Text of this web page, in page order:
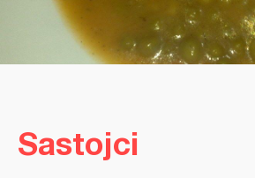
Sastojci